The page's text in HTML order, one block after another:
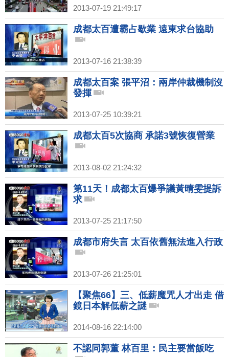
2013-07-19 21:49:17
成都太百遭霸占歇業 遠東求台協助
2013-07-16 21:38:39
成都太百案 張平沼：兩岸仲裁機制沒
發揮
2013-07-25 10:39:21
成都太百5次協商 承諾3號恢復營業
2013-08-02 21:24:32
第11天！成都太百爆爭議黃晴雯提訴
求
2013-07-25 21:17:50
成都市府失言 太百依舊無法進入行政
2013-07-26 21:25:01
【聚焦66】三、低薪魔咒人才出走 借
鏡日本解低薪之謎
2014-08-16 22:14:00
不認同郭董 林百里：民主要當飯吃